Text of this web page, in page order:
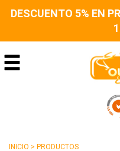
DESCUENTO 5% EN
INICIO > PRODUCTOS